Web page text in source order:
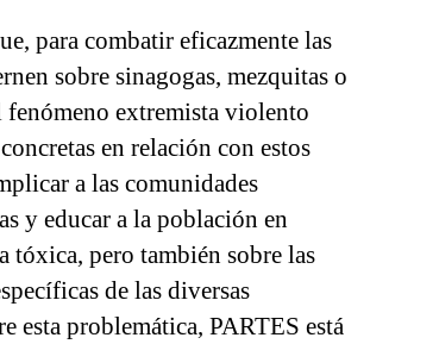
para combatir eficazmente las
sobre sinagogas, mezquitas o
fenómeno extremista violento
en relación con estos
a las comunidades
y educar a la población en
tóxica, pero también sobre las
de las diversas
esta problemática, PARTES está